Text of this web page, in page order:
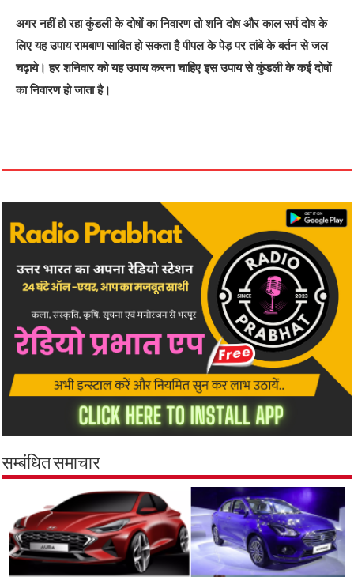
अगर नहीं हो रहा कुंडली के दोषों का निवारण तो शनि दोष और काल सर्प दोष के
लिए यह उपाय रामबाण साबित हो सकता है पीपल के पेड़ पर तांबे के बर्तन से जल
चढ़ाये। हर शनिवार को यह उपाय करना चाहिए इस उपाय से कुंडली के कई दोषों
का निवारण हो जाता है।
सम्बंधित समाचार